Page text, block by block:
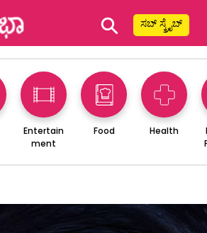
⚲ ಸಬ್ ಸ್ಕ್ರೈಬ್
Entertain
ment
Food Health